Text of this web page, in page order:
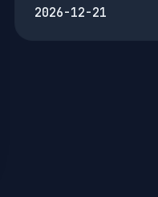
2026-12-21